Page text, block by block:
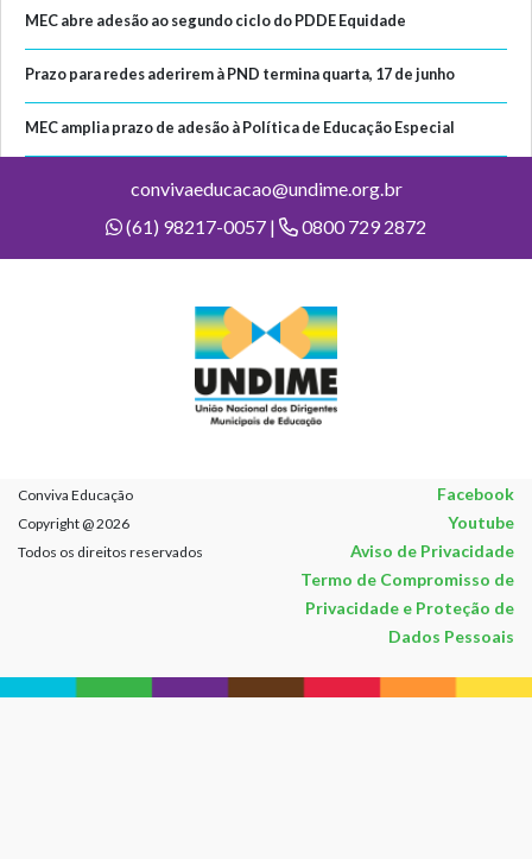
MEC abre adesão ao segundo ciclo do PDDE Equidade
Prazo para redes aderirem à PND termina quarta, 17 de junho
MEC amplia prazo de adesão à Política de Educação Especial
convivaeducacao@undime.org.br
(61) 98217-0057 |
0800 729 2872
Conviva Educação Facebook
Copyright @ 2026 Youtube
Todos os direitos reservados
Aviso de Privacidade
Termo de Compromisso de
Privacidade e Proteção de
Dados Pessoais